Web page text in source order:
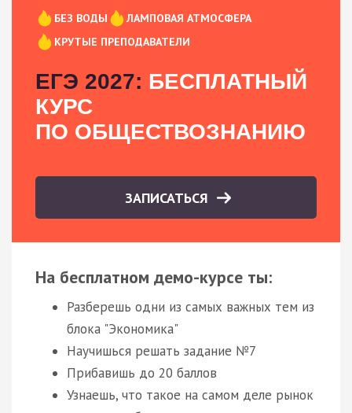
БЕЗ ВОДЫ
ЛАМПОВАЯ АТМОСФЕРА
КРУТЫЕ ПРЕПОДАВАТЕЛИ
ЕГЭ 2027: БЕСПЛАТНЫЙ
КУРС
ПО ОБЩЕСТВОЗНАНИЮ
ЗАПИСАТЬСЯ
На бесплатном демо-курсе ты:
Разберешь одни из самых важных тем из
блока "Экономика"
Научишься решать задание №7
Прибавишь до 20 баллов
Узнаешь, что такое на самом деле рынок